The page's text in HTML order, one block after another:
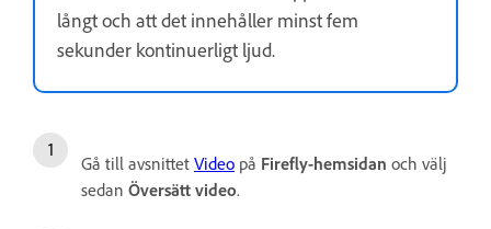
långt och att det innehåller minst fem
sekunder kontinuerligt ljud.
Gå till avsnittet Video på Firefly-hemsidan och välj
sedan Översätt video.